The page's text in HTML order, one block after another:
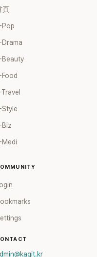
頁
Pop
Drama
Beauty
Food
Travel
Style
Biz
Medi